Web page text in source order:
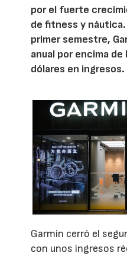
por el fuerte
de fitness y
primer semestre,
anual por encima
dólares en ingresos.
Garmin cerró el
con unos ingresos